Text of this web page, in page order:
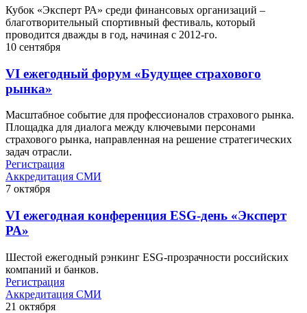
Кубок «Эксперт РА» среди финансовых организаций –
благотворительный спортивный фестиваль, который
проводится дважды в год, начиная с 2012-го.
10 сентября
VI ежегодный форум «Будущее страхового
рынка»
Масштабное событие для профессионалов страхового рынка.
Площадка для диалога между ключевыми персонами
страхового рынка, направленная на решение стратегических
задач отрасли.
Регистрация
Аккредитация СМИ
7 октября
VI ежегодная конференция ESG-день «Эксперт
РА»
Шестой ежегодный рэнкинг ESG-прозрачности российских
компаний и банков.
Регистрация
Аккредитация СМИ
21 октября